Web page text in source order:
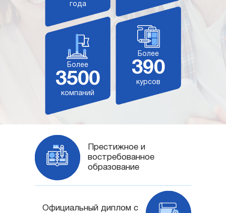
года
Более
3500
компаний
Более
390
курсов
Престижное и
востребованное
образование
Официальный диплом с